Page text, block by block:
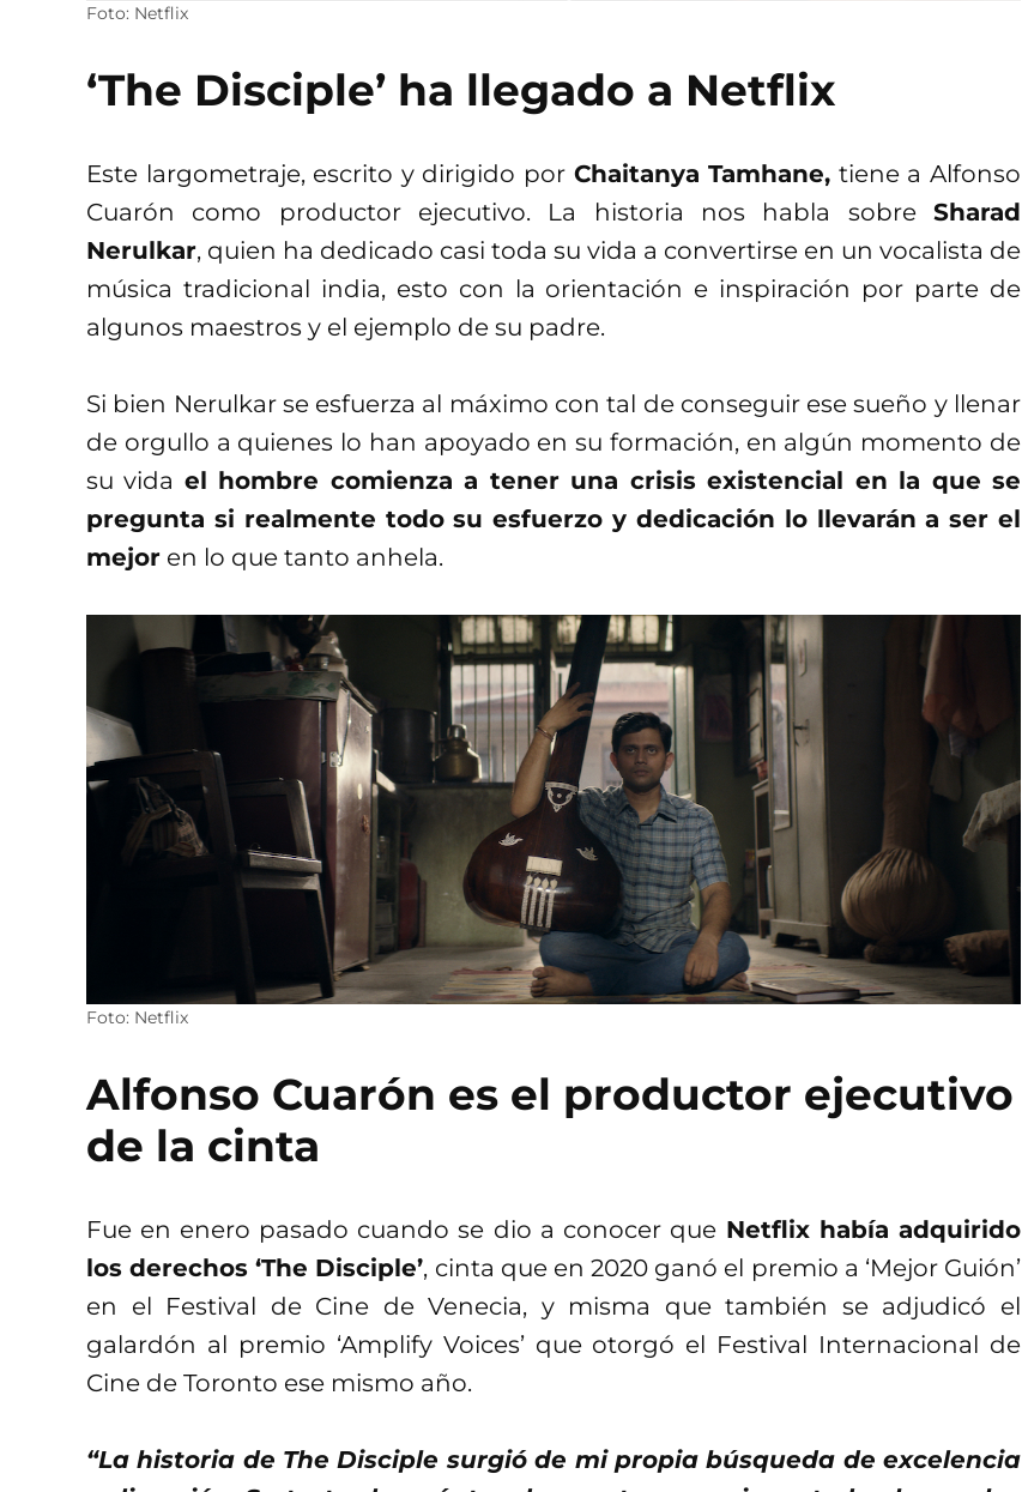
Foto: Netflix
‘The Disciple’ ha llegado a Netflix
Este largometraje, escrito y dirigido por Chaitanya Tamhane, tiene a Alfonso
Cuarón como productor ejecutivo. La historia nos habla sobre Sharad
Nerulkar, quien ha dedicado casi toda su vida a convertirse en un vocalista de
música tradicional india, esto con la orientación e inspiración por parte de
algunos maestros y el ejemplo de su padre.
Si bien Nerulkar se esfuerza al máximo con tal de conseguir ese sueño y llenar
de orgullo a quienes lo han apoyado en su formación, en algún momento de
su vida el hombre comienza a tener una crisis existencial en la que se
pregunta si realmente todo su esfuerzo y dedicación lo llevarán a ser el
mejor en lo que tanto anhela.
Foto: Netflix
Alfonso Cuarón es el productor ejecutivo
de la cinta
Fue en enero pasado cuando se dio a conocer queNetflix había adquirido
los derechos ‘The Disciple’, cinta que en 2020 ganó el premio a ‘Mejor Guión’
en el Festival de Cine de Venecia, y misma que también se adjudicó el
galardón al premio ‘Amplify Voices’ que otorgó el Festival Internacional de
Cine de Toronto ese mismo año.
“La historia de The Disciple surgió de mi propia búsqueda de excelencia